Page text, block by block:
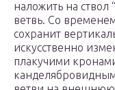
наложить на
ветвь. Со
сохранит
искусственно
плакучими